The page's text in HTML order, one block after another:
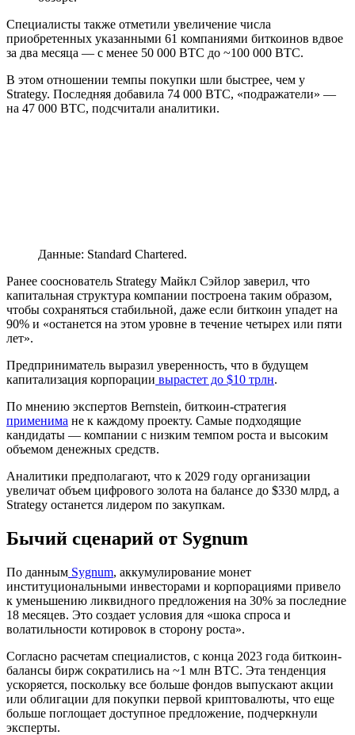
Специалисты также отметили увеличение числа
приобретенных указанными 61 компаниями биткоинов вдвое
за два месяца — с менее 50 000 BTC до ~100 000 BTC.
В этом отношении темпы покупки шли быстрее, чем у
Strategy. Последняя добавила 74 000 BTC, «подражатели» —
на 47 000 BTC, подсчитали аналитики.
Данные: Standard Chartered.
Ранее сооснователь Strategy Майкл Сэйлор заверил, что
капитальная структура компании построена таким образом,
чтобы сохраняться стабильной, даже если биткоин упадет на
90% и «останется на этом уровне в течение четырех или пяти
лет».
Предприниматель выразил уверенность, что в будущем
капитализация корпорации вырастет до $10 трлн.
По мнению экспертов Bernstein, биткоин-стратегия
применима не к каждому проекту. Самые подходящие
кандидаты — компании с низким темпом роста и высоким
объемом денежных средств.
Аналитики предполагают, что к 2029 году организации
увеличат объем цифрового золота на балансе до $330 млрд, а
Strategy останется лидером по закупкам.
Бычий сценарий от Sygnum
По данным Sygnum, аккумулирование монет
институциональными инвесторами и корпорациями привело
к уменьшению ликвидного предложения на 30% за последние
18 месяцев. Это создает условия для «шока спроса и
волатильности котировок в сторону роста».
Согласно расчетам специалистов, с конца 2023 года биткоин-
балансы бирж сократились на ~1 млн BTC. Эта тенденция
ускоряется, поскольку все больше фондов выпускают акции
или облигации для покупки первой криптовалюты, что еще
больше поглощает доступное предложение, подчеркнули
эксперты.